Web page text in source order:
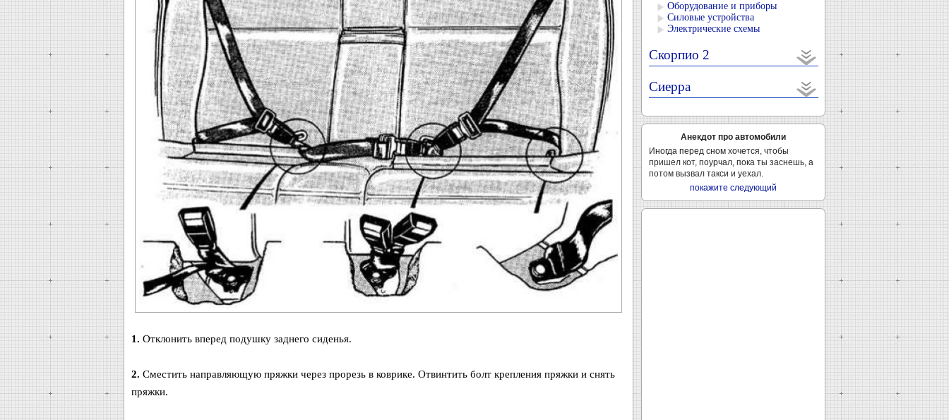
1. Отклонить вперед подушку заднего сиденья.
2. Сместить направляющую пряжки через прорезь в коврике. Отвинтить болт крепления пряжки и снять
пряжки.
Оборудование и приборы
Силовые устройства
Электрические схемы
Скорпио 2
Сиерра
Анекдот про автомобили
Иногда перед сном хочется, чтобы
пришел кот, поурчал, пока ты заснешь, а
потом вызвал такси и уехал.
покажите следующий